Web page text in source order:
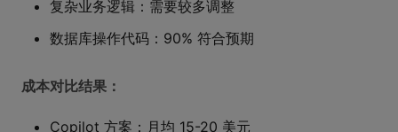
复杂业务逻辑：需要较多调整
数据库操作代码：90% 符合预期
成本对比结果：
Copilot 方案：月均 15-20 美元